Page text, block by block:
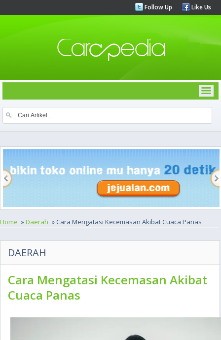
Follow Up Like Us
Home »Daerah » Cara Mengatasi Kecemasan Akibat Cuaca Panas
DAERAH
Cara Mengatasi Kecemasan Akibat
Cuaca Panas